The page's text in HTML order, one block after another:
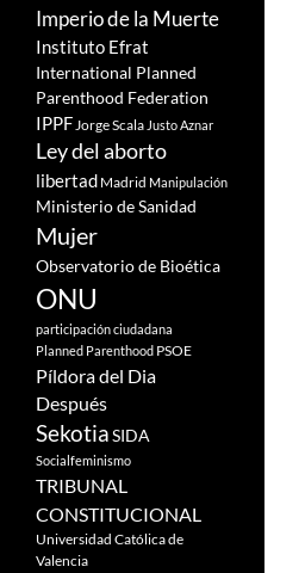
Imperio de la Muerte
Instituto Efrat
International Planned
Parenthood Federation
IPPFJorge Scala Justo Aznar
Ley del aborto
libertad Madrid Manipulación
Ministerio de Sanidad
Mujer
Observatorio de Bioética
ONU
participación ciudadana
Planned Parenthood PSOE
Píldora del Dia
Después
SekotiaSIDA
Socialfeminismo
TRIBUNAL
CONSTITUCIONAL
Universidad Católica de
Valencia